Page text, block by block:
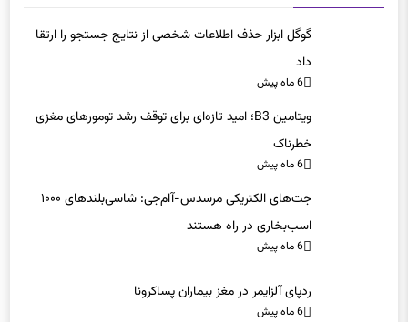
گوگل ابزار حذف اطلاعات شخصی از نتایج جستجو را ارتقا
داد
6 ماه پیش
ویتامین B3؛ امید تازه‌ای برای توقف رشد تومورهای مغزی
خطرناک
6 ماه پیش
جت‌های الکتریکی مرسدس-آام‌جی: شاسی‌بلندهای ۱۰۰۰
اسب‌بخاری در راه هستند
6 ماه پیش
ردپای آلزایمر در مغز بیماران پساکرونا
6 ماه پیش